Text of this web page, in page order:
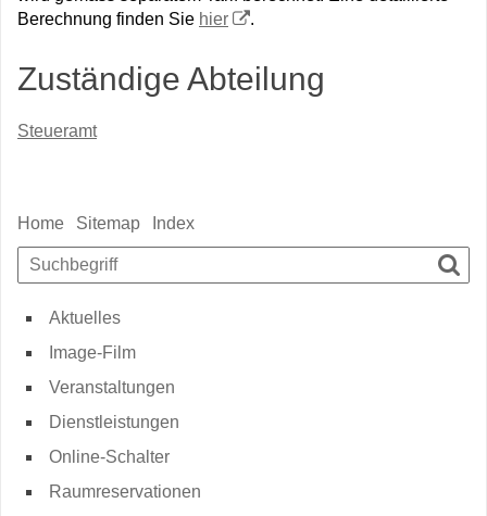
Berechnung finden Sie hier .
Zuständige Abteilung
Steueramt
Sidebar
Home Sitemap
Index
Suchbegriff
Aktuelles
Image-Film
Veranstaltungen
Dienstleistungen
Online-Schalter
Raumreservationen